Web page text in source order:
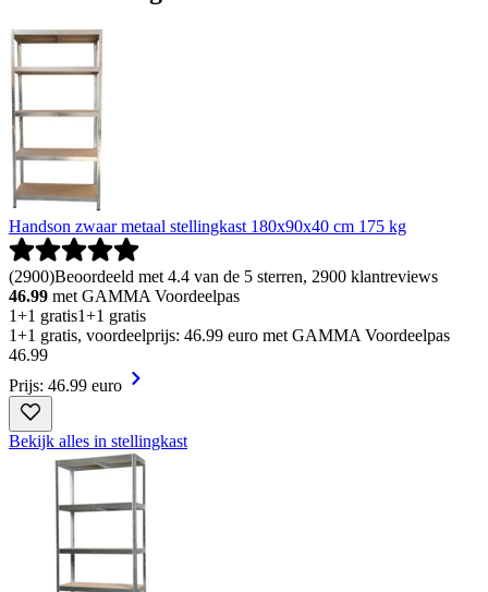
Handson zwaar metaal stellingkast 180x90x40 cm 175 kg
(2900)Beoordeeld met 4.4 van de 5 sterren, 2900 klantreviews
46.99 met GAMMA Voordeelpas
1+1 gratis1+1 gratis
1+1 gratis, voordeelprijs: 46.99 euro met GAMMA Voordeelpas
46.99
Prijs: 46.99 euro
Bekijk alles in stellingkast